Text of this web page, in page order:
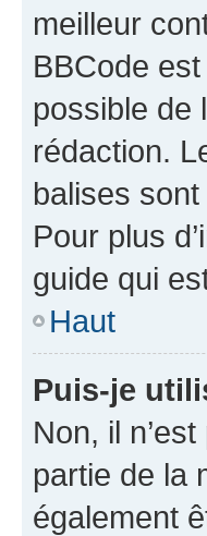
meilleur
BBCode
possible de
rédaction.
balises
Pour plus
guide qui
Haut
Puis-je
Non, il
partie de la
également